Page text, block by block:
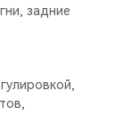
задние